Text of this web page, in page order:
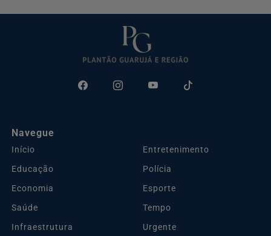
Navegue
Início
Entretenimento
Educação
Polícia
Economia
Esporte
Saúde
Tempo
Infraestrutura
Urgente